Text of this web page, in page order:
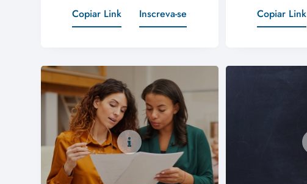
Copiar Link Inscreva-se Copiar Link